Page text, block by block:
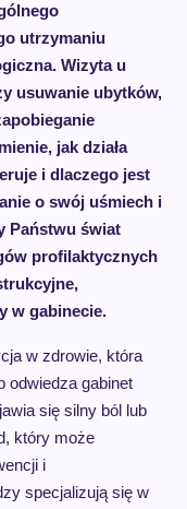
utrzymaniu
Wizyta u
usuwanie ubytków,
jak działa
i dlaczego jest
o swój uśmiech i
Państwu świat
profilaktycznych
w gabinecie.
w zdrowie, która
odwiedza gabinet
się silny ból lub
który może
i
specjalizują się w